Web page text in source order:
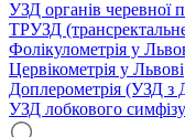
УЗД органів черевної
ТРУЗД
Фолікулометрія у
Цервікометрія у Львові
Доплерометрія (УЗД з
УЗД лобкового